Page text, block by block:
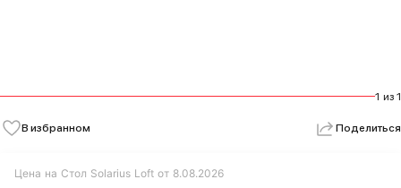
1 из 1
В избранном Поделиться
Цена на Стол Solarius Loft от 8.08.2026